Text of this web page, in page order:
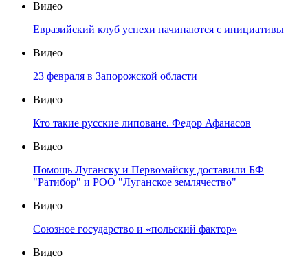
Видео
Евразийский клуб успехи начинаются с инициативы
Видео
23 февраля в Запорожской области
Видео
Кто такие русские липоване. Федор Афанасов
Видео
Помощь Луганску и Первомайску доставили БФ
"Ратибор" и РОО "Луганское землячество"
Видео
Союзное государство и «польский фактор»
Видео